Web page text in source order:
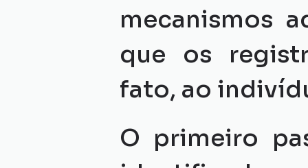
mecanismos
que os
fato, ao
O primeiro